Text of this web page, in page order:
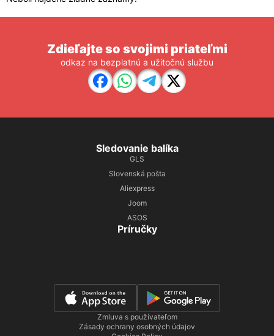
Zdieľajte so svojimi priateľmi
odkaz na bezplatnú a užitočnú službu
Sledovanie balíka
GLS
Slovenská pošta
Aliexpress
Joom
ASOS
Príručky
Zmluva s používateľom
Zásady ochrany osobných údajov